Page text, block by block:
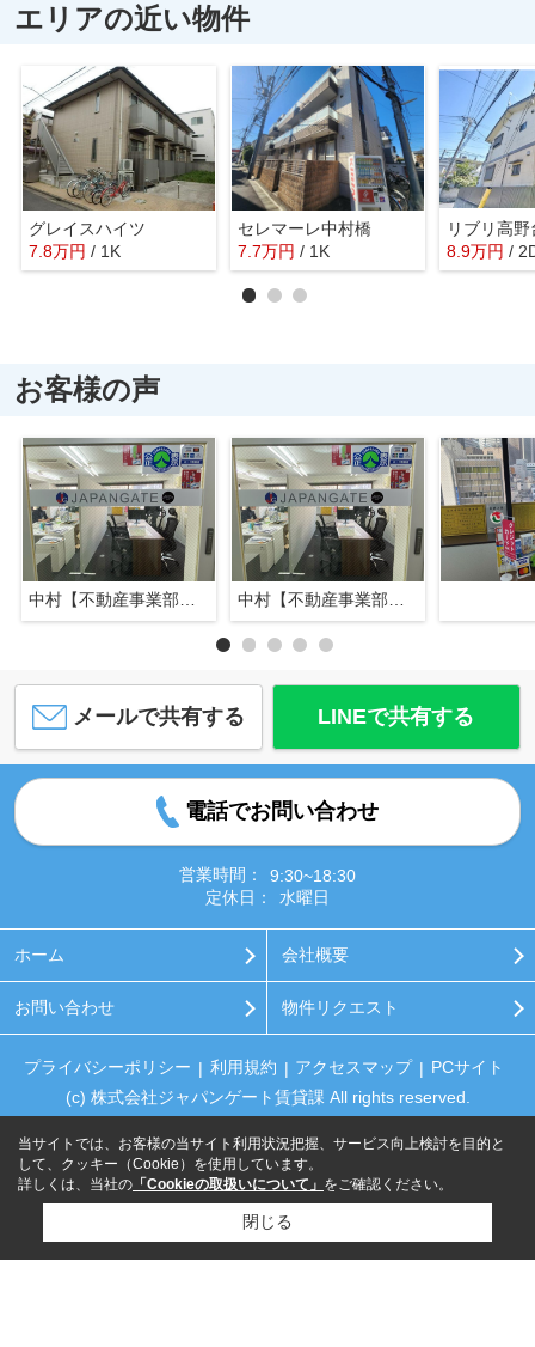
エリアの近い物件
グレイスハイツ
7.8万円 / 1K
セレマーレ中村橋
7.7万円 / 1K
リブリ高野
8.9万円 /
お客様の声
中村【不動産事業部長】 中村【不動産事業部長】
メールで共有する LINEで共有する
電話でお問い合わせ
営業時間：
9:30~18:30
定休日：
水曜日
ホーム 会社概要
お問い合わせ 物件リクエスト
プライバシーポリシー 利用規約 アクセスマップ
PCサイト
(c) 株式会社ジャパンゲート賃貸課 All rights reserved.
当サイトでは、お客様の当サイト利用状況把握、サービス向上検討を目的と
して、クッキー（Cookie）を使用しています。
詳しくは、当社の 「Cookieの取扱いについて」 をご確認ください。
閉じる